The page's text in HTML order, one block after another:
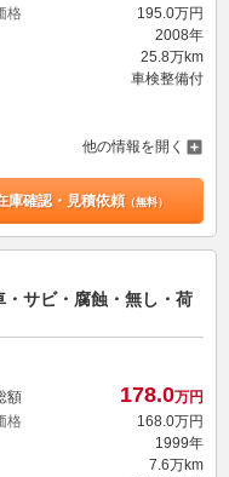
格
195. 0万円
2008年
25.8万km
車検整備付
他の情報を開く
庫確認・見積依頼（無料）
サビ・腐蝕・無し・荷
額 178.0万円
格
168.0万円
1999年
7.6万km